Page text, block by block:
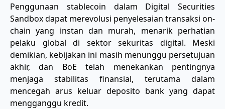
Penggunaan stablecoin dalam Digital Securities
Sandbox dapat merevolusi penyelesaian transaksi on-
chain yang instan dan murah, menarik perhatian
pelaku global di sektor sekuritas digital. Meski
demikian, kebijakan ini masih menunggu persetujuan
akhir, dan BoE telah menekankan pentingnya
menjaga stabilitas finansial, terutama dalam
mencegah arus keluar deposito bank yang dapat
mengganggu kredit.